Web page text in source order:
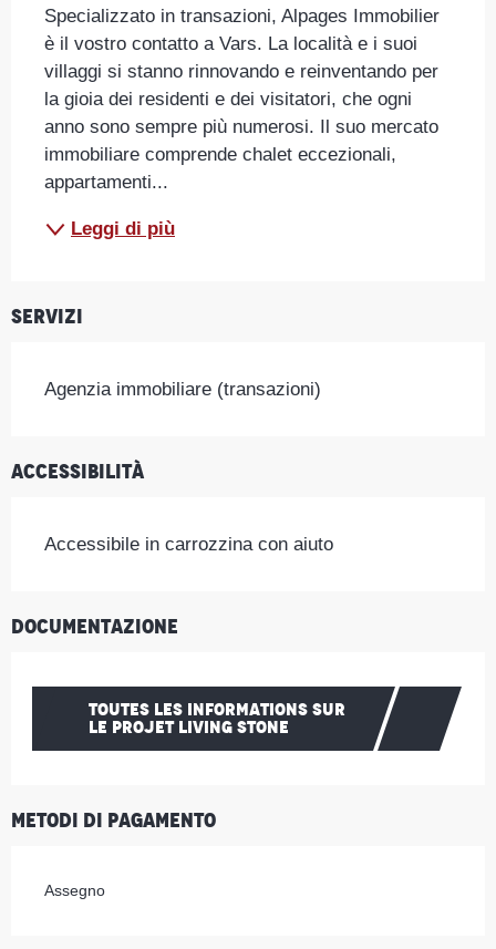
Specializzato in transazioni, Alpages Immobilier
è il vostro contatto a Vars. La località e i suoi
villaggi si stanno rinnovando e reinventando per
la gioia dei residenti e dei visitatori, che ogni
anno sono sempre più numerosi. Il suo mercato
immobiliare comprende chalet eccezionali,
appartamenti...
Leggi di più
Servizi
Agenzia immobiliare (transazioni)
Accessibilità
Accessibile in carrozzina con aiuto
Documentazione
TOUTES LES INFORMATIONS SUR
LE PROJET LIVING STONE
Metodi di pagamento
Assegno